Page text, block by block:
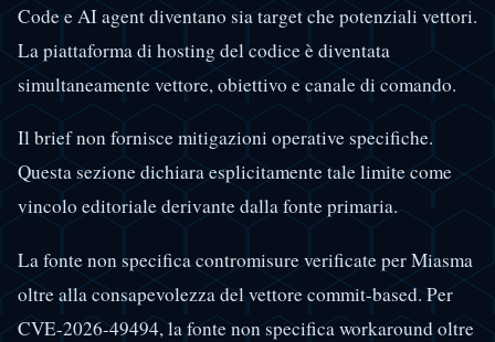
Code e AI agent diventano sia target che potenziali vettori.
La piattaforma di hosting del codice è diventata
simultaneamente vettore, obiettivo e canale di comando.
Il brief non fornisce mitigazioni operative specifiche.
Questa sezione dichiara esplicitamente tale limite come
vincolo editoriale derivante dalla fonte primaria.
La fonte non specifica contromisure verificate per Miasma
oltre alla consapevolezza del vettore commit-based. Per
CVE-2026-49494, la fonte non specifica workaround oltre